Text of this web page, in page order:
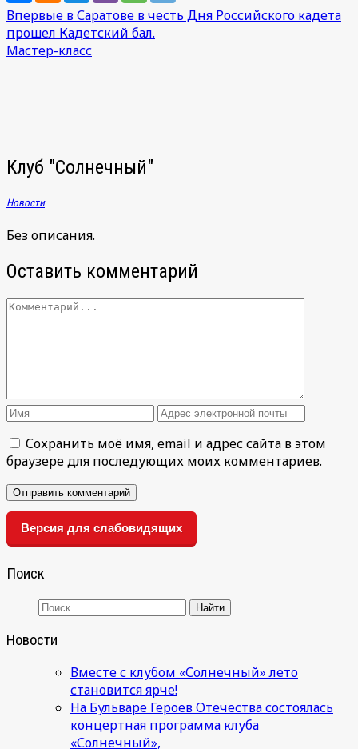
Навигация
по
записям
Впервые в Саратове в честь Дня Российского кадета
прошел Кадетский бал.
Мастер-класс
Клуб "Солнечный"
Новости
Без описания.
Оставить комментарий
Сохранить моё имя, email и адрес сайта в этом
браузере для последующих моих комментариев.
Версия для слабовидящих
Поиск
Новости
Вместе с клубом «Солнечный» лето
становится ярче!
На Бульваре Героев Отечества состоялась
концертная программа клуба
«Солнечный»,